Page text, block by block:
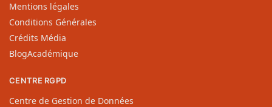
Mentions légales
Conditions Générales
Crédits Média
BlogAcadémique
CENTRE RGPD
Centre de Gestion de Données